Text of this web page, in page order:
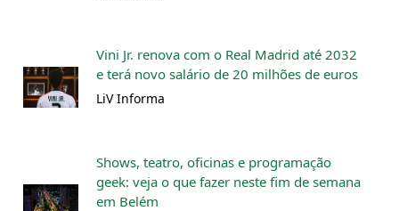
Vini Jr. renova com o Real Madrid até 2032
e terá novo salário de 20 milhões de euros
LiV Informa
Shows, teatro, oficinas e programação
geek: veja o que fazer neste fim de semana
em Belém